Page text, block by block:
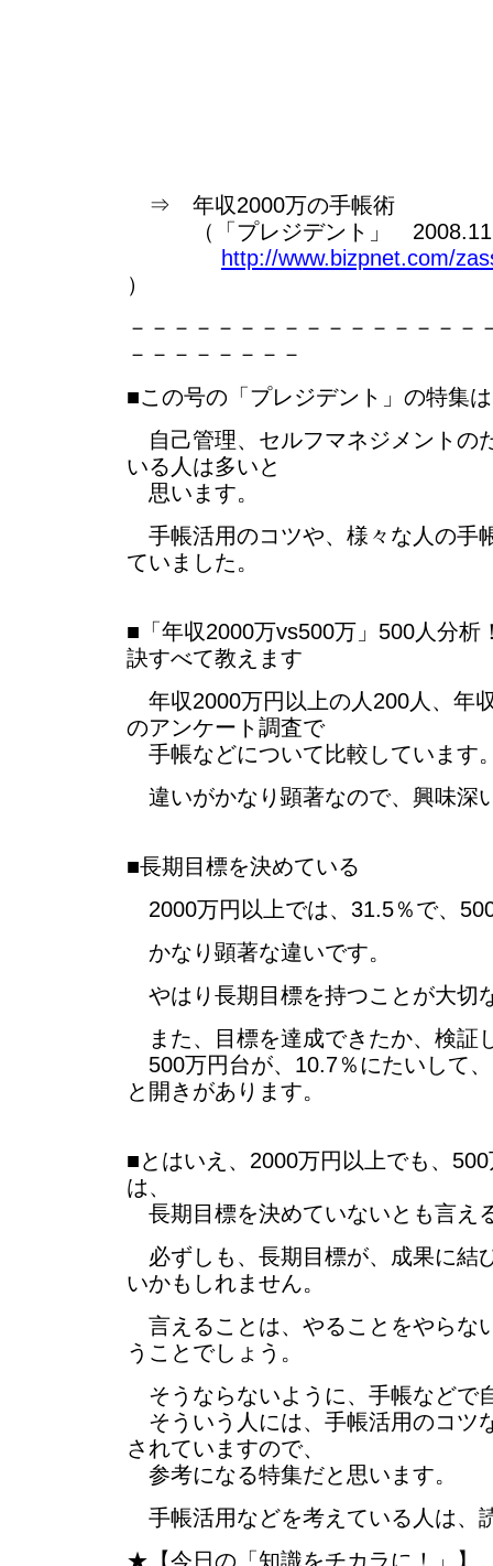
⇒ 年収2000万の手帳術
（「プレジデント」
http://www.bizpnet.com/
）
－－－－－－－－－－－－－－－－
－－－－－－－－
■この号の「プレジデント」の特集
自己管理、セルフマネジメントの
いる人は多いと
思います。
手帳活用のコツや、様々な人の手
ていました。
■「年収2000万vs500万」500人分析
訣すべて教えます
年収2000万円以上の人200人、年
のアンケート調査で
手帳などについて比較しています
違いがかなり顕著なので、興味深
■長期目標を決めている
2000万円以上では、31.5％で、
かなり顕著な違いです。
やはり長期目標を持つことが大切
また、目標を達成できたか、検証
500万円台が、10.7％にたいして
と開きがあります。
■とはいえ、2000万円以上でも、
は、
長期目標を決めていないとも言え
必ずしも、長期目標が、成果に結
いかもしれません。
言えることは、やることをやらな
うことでしょう。
そうならないように、手帳などで
そういう人には、手帳活用のコツ
されていますので、
参考になる特集だと思います。
手帳活用などを考えている人は、
★【今日の「知識をチカラに！」】